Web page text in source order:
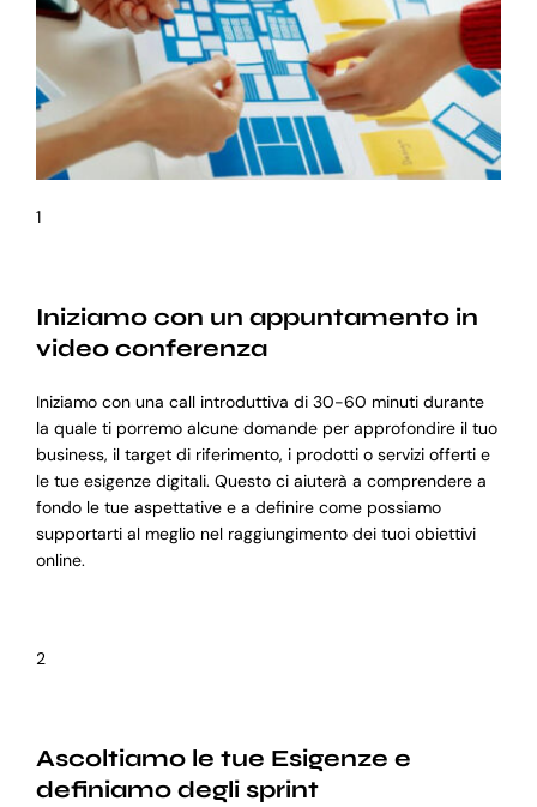
1
Iniziamo con un appuntamento in
video conferenza
Iniziamo con una call introduttiva di 30-60 minuti durante
la quale ti porremo alcune domande per approfondire il tuo
business, il target di riferimento, i prodotti o servizi offerti e
le tue esigenze digitali. Questo ci aiuterà a comprendere a
fondo le tue aspettative e a definire come possiamo
supportarti al meglio nel raggiungimento dei tuoi obiettivi
online.
2
Ascoltiamo le tue Esigenze e
definiamo degli sprint